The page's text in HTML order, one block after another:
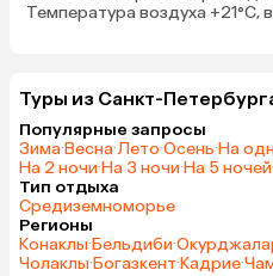
Температура воздуха +21°C,
Туры из Санкт-
Популярные запросы
Зима·Весна·Лето·Осень·На
На 2 ночи·На 3 ночи·На 5 ночей·
Тип отдыха
Средиземноморье
Регионы
Конаклы·Бельдиби·
Чолаклы·Богазкент·Кадрие·